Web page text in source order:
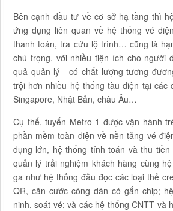
Bên cạnh đầu tư về cơ sở hạ tầng thì
ứng dụng liên quan về hệ thống vé
thanh toán, tra cứu lộ trình… cũng là
chú trọng, với nhiều tiện ích cho người
quả quản lý - có chất lượng tương
trội hơn nhiều hệ thống tàu điện tại các
Singapore, Nhật Bản, châu Âu…
Cụ thể, tuyến Metro 1 được vận hành trên nền
phần mềm toàn diện về nền tảng vé
dụng lớn, hệ thống tính toán và thu
quản lý trải nghiệm khách hàng cùng
ga như hệ thống đầu đọc các loại thẻ
QR, căn cước công dân có gắn chip;
ninh, soát vé; và các hệ thống CNTT và